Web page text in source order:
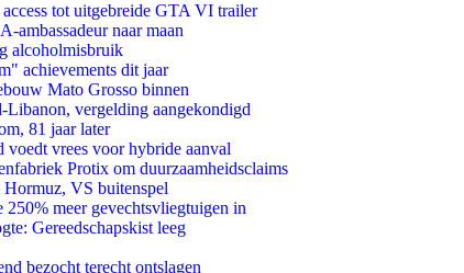
tot uitgebreide GTA VI trailer
ambassadeur naar maan
alcoholmisbruik
achievements dit jaar
Mato Grosso binnen
vergelding aangekondigd
81 jaar later
vrees voor hybride aanval
Protix om duurzaamheidsclaims
Hormuz, VS buitenspel
meer gevechtsvliegtuigen in
Gereedschapskist leeg
bezocht terecht ontslagen